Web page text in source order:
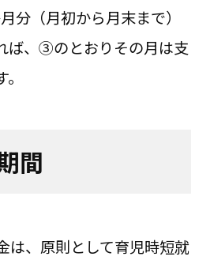
分（月初から月末まで）
ば、③のとおりその月は支
間
は、原則として育児時短就